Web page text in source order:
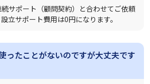
サポート（顧問契約）と合わせてご依頼
立サポート費用は0円になります。
ったことがないのですが大丈夫です